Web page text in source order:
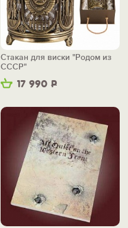
17 990 Р
Стакан для виски "Родом из
СССР"